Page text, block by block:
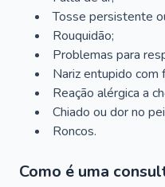
Tosse persistente
Rouquidão;
Problemas para
Nariz entupido com
Reação alérgica a
Chiado ou dor no
Roncos.
Como é uma